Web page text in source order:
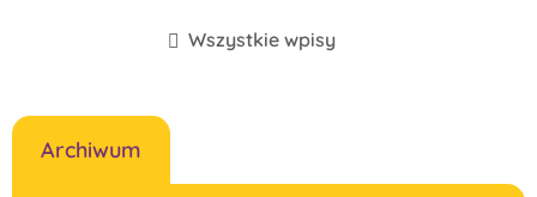
Wszystkie wpisy
Archiwum